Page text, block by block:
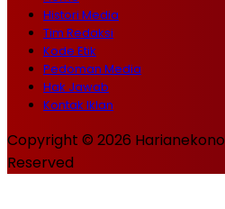
Histori Media
Tim Redaksi
Kode Etik
Pedoman Media
Hak Jawab
Kontak Iklan
Copyright © 2026
Reserved